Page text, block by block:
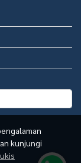
kunjungi